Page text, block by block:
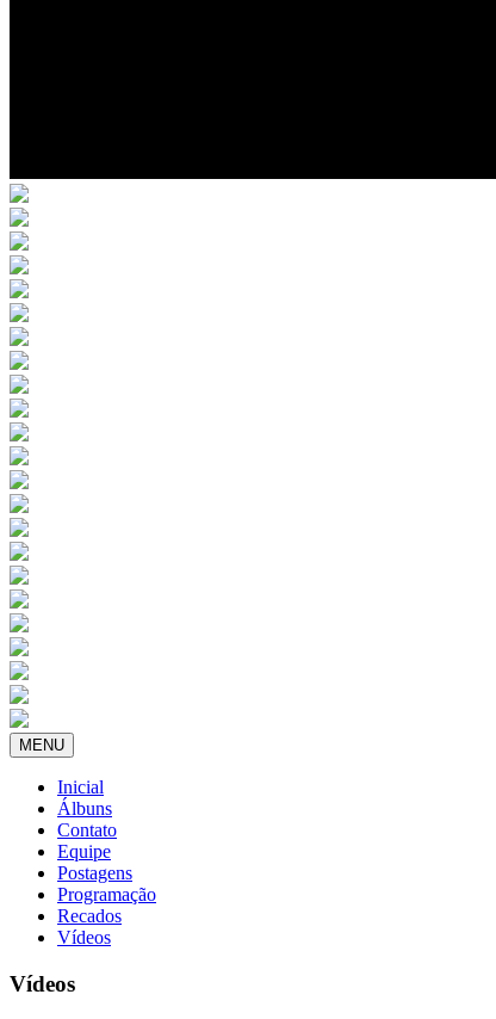
MENU
Inicial
Álbuns
Contato
Equipe
Postagens
Programação
Recados
Vídeos
Vídeos